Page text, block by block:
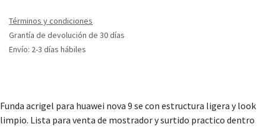
Términos y condiciones
Grantía de devolución de 30 días
Envío: 2-3 días hábiles
Funda acrigel para huawei nova 9 se con estructura ligera y look
limpio. Lista para venta de mostrador y surtido practico dentro